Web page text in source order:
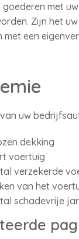
met
Zijn het
met een
uw
dekking
voertuig
verzekerde
van het
schadevrije